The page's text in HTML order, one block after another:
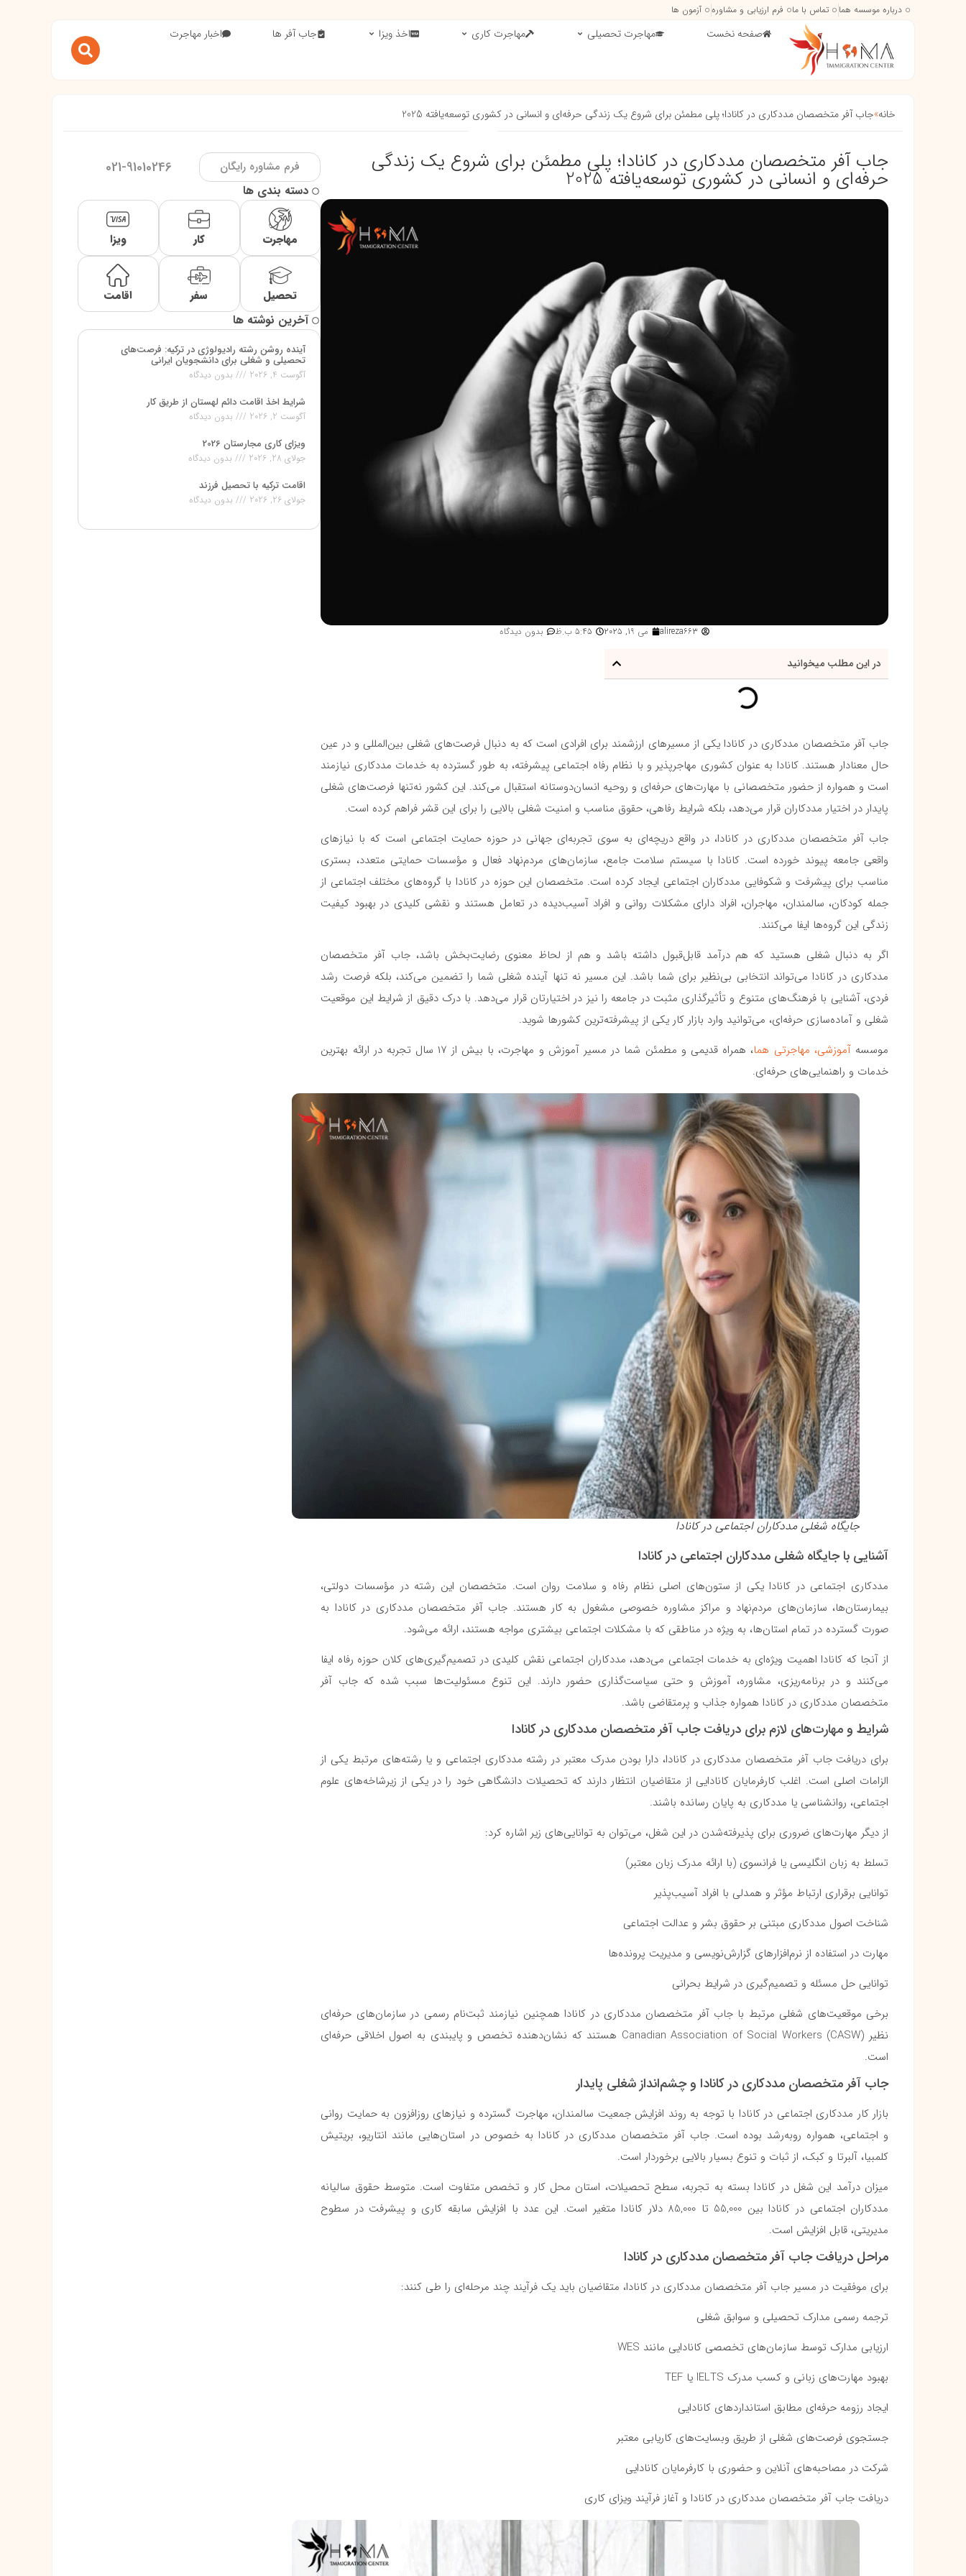
درباره موسسه هما تماس با ما فرم ارزیابی و مشاوره آزمون ها
صفحه نخست مهاجرت تحصیلی مهاجرت کاری اخذ ویزا جاب آفر ها اخبار مهاجرت
خانه»جاب آفر متخصصان مددکاری در کانادا؛ پلی مطمئن برای شروع یک زندگی حرفه‌ای و انسانی در کشوری توسعه‌یافته 2025
جاب آفر متخصصان مددکاری در کانادا؛ پلی مطمئن برای شروع یک زندگی
حرفه‌ای و انسانی در کشوری توسعه‌یافته 2025
alireza663 می 19, 2025 5:45 ب.ظ بدون دیدگاه
در این مطلب میخوانید
جاب آفر متخصصان مددکاری در کانادا یکی از مسیرهای ارزشمند برای افرادی است که به دنبال فرصت‌های شغلی بین‌المللی و در عین
حال معنادار هستند. کانادا به عنوان کشوری مهاجرپذیر و با نظام رفاه اجتماعی پیشرفته، به طور گسترده به خدمات مددکاری نیازمند
است و همواره از حضور متخصصانی با مهارت‌های حرفه‌ای و روحیه انسان‌دوستانه استقبال می‌کند. این کشور نه‌تنها فرصت‌های شغلی
پایدار در اختیار مددکاران قرار می‌دهد، بلکه شرایط رفاهی، حقوق مناسب و امنیت شغلی بالایی را برای این قشر فراهم کرده است.
جاب آفر متخصصان مددکاری در کانادا، در واقع دریچه‌ای به سوی تجربه‌ای جهانی در حوزه حمایت اجتماعی است که با نیازهای
واقعی جامعه پیوند خورده است. کانادا با سیستم سلامت جامع، سازمان‌های مردم‌نهاد فعال و مؤسسات حمایتی متعدد، بستری
مناسب برای پیشرفت و شکوفایی مددکاران اجتماعی ایجاد کرده است. متخصصان این حوزه در کانادا با گروه‌های مختلف اجتماعی از
جمله کودکان، سالمندان، مهاجران، افراد دارای مشکلات روانی و افراد آسیب‌دیده در تعامل هستند و نقشی کلیدی در بهبود کیفیت
زندگی این گروه‌ها ایفا می‌کنند.
اگر به دنبال شغلی هستید که هم درآمد قابل‌قبول داشته باشد و هم از لحاظ معنوی رضایت‌بخش باشد، جاب آفر متخصصان
مددکاری در کانادا می‌تواند انتخابی بی‌نظیر برای شما باشد. این مسیر نه تنها آینده شغلی شما را تضمین می‌کند، بلکه فرصت رشد
فردی، آشنایی با فرهنگ‌های متنوع و تأثیرگذاری مثبت در جامعه را نیز در اختیارتان قرار می‌دهد. با درک دقیق از شرایط این موقعیت
شغلی و آماده‌سازی حرفه‌ای، می‌توانید وارد بازار کار یکی از پیشرفته‌ترین کشورها شوید.
موسسه آموزشی، مهاجرتی هما
، همراه قدیمی و مطمئن شما در مسیر آموزش و مهاجرت، با بیش از ۱۷ سال تجربه در ارائه بهترین
خدمات و راهنمایی‌های حرفه‌ای.
جایگاه شغلی مددکاران اجتماعی در کانادا
آشنایی با جایگاه شغلی مددکاران اجتماعی در کانادا
مددکاری اجتماعی در کانادا یکی از ستون‌های اصلی نظام رفاه و سلامت روان است. متخصصان این رشته در مؤسسات دولتی،
بیمارستان‌ها، سازمان‌های مردم‌نهاد و مراکز مشاوره خصوصی مشغول به کار هستند. جاب آفر متخصصان مددکاری در کانادا به
صورت گسترده در تمام استان‌ها، به ویژه در مناطقی که با مشکلات اجتماعی بیشتری مواجه هستند، ارائه می‌شود.
از آنجا که کانادا اهمیت ویژه‌ای به خدمات اجتماعی می‌دهد، مددکاران اجتماعی نقش کلیدی در تصمیم‌گیری‌های کلان حوزه رفاه ایفا
می‌کنند و در برنامه‌ریزی، مشاوره، آموزش و حتی سیاست‌گذاری حضور دارند. این تنوع مسئولیت‌ها سبب شده که جاب آفر
متخصصان مددکاری در کانادا همواره جذاب و پرمتقاضی باشد.
شرایط و مهارت‌های لازم برای دریافت جاب آفر متخصصان مددکاری در کانادا
برای دریافت جاب آفر متخصصان مددکاری در کانادا، دارا بودن مدرک معتبر در رشته مددکاری اجتماعی و یا رشته‌های مرتبط یکی از
الزامات اصلی است. اغلب کارفرمایان کانادایی از متقاضیان انتظار دارند که تحصیلات دانشگاهی خود را در یکی از زیرشاخه‌های علوم
اجتماعی، روانشناسی یا مددکاری به پایان رسانده باشند.
از دیگر مهارت‌های ضروری برای پذیرفته‌شدن در این شغل، می‌توان به توانایی‌های زیر اشاره کرد:
تسلط به زبان انگلیسی یا فرانسوی (با ارائه مدرک زبان معتبر)
توانایی برقراری ارتباط مؤثر و همدلی با افراد آسیب‌پذیر
شناخت اصول مددکاری مبتنی بر حقوق بشر و عدالت اجتماعی
مهارت در استفاده از نرم‌افزارهای گزارش‌نویسی و مدیریت پرونده‌ها
توانایی حل مسئله و تصمیم‌گیری در شرایط بحرانی
برخی موقعیت‌های شغلی مرتبط با جاب آفر متخصصان مددکاری در کانادا همچنین نیازمند ثبت‌نام رسمی در سازمان‌های حرفه‌ای
نظیر Canadian Association of Social Workers (CASW) هستند که نشان‌دهنده تخصص و پایبندی به اصول اخلاقی حرفه‌ای
است.
جاب آفر متخصصان مددکاری در کانادا و چشم‌انداز شغلی پایدار
بازار کار مددکاری اجتماعی در کانادا با توجه به روند افزایش جمعیت سالمندان، مهاجرت گسترده و نیازهای روزافزون به حمایت روانی
و اجتماعی، همواره روبه‌رشد بوده است. جاب آفر متخصصان مددکاری در کانادا به خصوص در استان‌هایی مانند انتاریو، بریتیش
کلمبیا، آلبرتا و کبک، از ثبات و تنوع بسیار بالایی برخوردار است.
میزان درآمد این شغل در کانادا بسته به تجربه، سطح تحصیلات، استان محل کار و تخصص متفاوت است. متوسط حقوق سالیانه
مددکاران اجتماعی در کانادا بین 55,000 تا 85,000 دلار کانادا متغیر است. این عدد با افزایش سابقه کاری و پیشرفت در سطوح
مدیریتی، قابل افزایش است.
مراحل دریافت جاب آفر متخصصان مددکاری در کانادا
برای موفقیت در مسیر جاب آفر متخصصان مددکاری در کانادا، متقاضیان باید یک فرآیند چند مرحله‌ای را طی کنند:
ترجمه رسمی مدارک تحصیلی و سوابق شغلی
ارزیابی مدارک توسط سازمان‌های تخصصی کانادایی مانند WES
بهبود مهارت‌های زبانی و کسب مدرک IELTS یا TEF
ایجاد رزومه حرفه‌ای مطابق استانداردهای کانادایی
جستجوی فرصت‌های شغلی از طریق وبسایت‌های کاریابی معتبر
شرکت در مصاحبه‌های آنلاین و حضوری با کارفرمایان کانادایی
دریافت جاب آفر متخصصان مددکاری در کانادا و آغاز فرآیند ویزای کاری
فرم مشاوره رایگان 021-91010246
دسته بندی ها
مهاجرت کار ویزا
تحصیل سفر اقامت
آخرین نوشته ها
آینده روشن رشته رادیولوژی در ترکیه: فرصت‌های
تحصیلی و شغلی برای دانشجویان ایرانی
آگوست 4, 2026 بدون دیدگاه
شرایط اخذ اقامت دائم لهستان از طریق کار
آگوست 2, 2026 بدون دیدگاه
ویزای کاری مجارستان 2026
جولای 28, 2026 بدون دیدگاه
اقامت ترکیه با تحصیل فرزند
جولای 26, 2026 بدون دیدگاه